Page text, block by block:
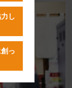
し
っ